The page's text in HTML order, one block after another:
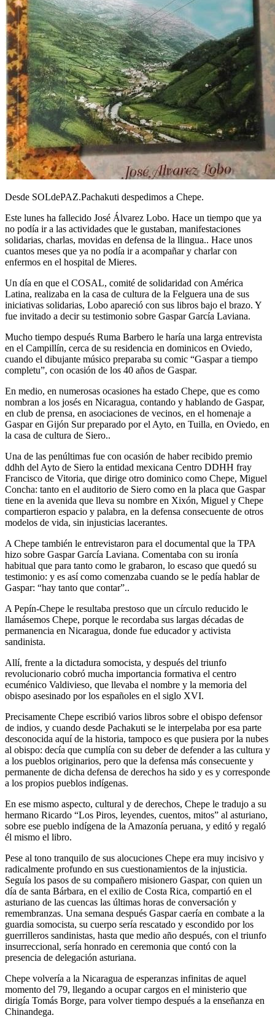
Desde SOLdePAZ.Pachakuti despedimos a Chepe.
Este lunes ha fallecido José Álvarez Lobo. Hace un tiempo que ya
no podía ir a las actividades que le gustaban, manifestaciones
solidarias, charlas, movidas en defensa de la llingua.. Hace unos
cuantos meses que ya no podía ir a acompañar y charlar con
enfermos en el hospital de Mieres.
Un día en que el COSAL, comité de solidaridad con América
Latina, realizaba en la casa de cultura de la Felguera una de sus
iniciativas solidarias, Lobo apareció con sus libros bajo el brazo. Y
fue invitado a decir su testimonio sobre Gaspar García Laviana.
Mucho tiempo después Ruma Barbero le haría una larga entrevista
en el Campillín, cerca de su residencia en dominicos en Oviedo,
cuando el dibujante músico preparaba su comic “Gaspar a tiempo
completu”, con ocasión de los 40 años de Gaspar.
En medio, en numerosas ocasiones ha estado Chepe, que es como
nombran a los josés en Nicaragua, contando y hablando de Gaspar,
en club de prensa, en asociaciones de vecinos, en el homenaje a
Gaspar en Gijón Sur preparado por el Ayto, en Tuilla, en Oviedo, en
la casa de cultura de Siero..
Una de las penúltimas fue con ocasión de haber recibido premio
ddhh del Ayto de Siero la entidad mexicana Centro DDHH fray
Francisco de Vitoria, que dirige otro dominico como Chepe, Miguel
Concha: tanto en el auditorio de Siero como en la placa que Gaspar
tiene en la avenida que lleva su nombre en Xixón, Miguel y Chepe
compartieron espacio y palabra, en la defensa consecuente de otros
modelos de vida, sin injusticias lacerantes.
A Chepe también le entrevistaron para el documental que la TPA
hizo sobre Gaspar García Laviana. Comentaba con su ironía
habitual que para tanto como le grabaron, lo escaso que quedó su
testimonio: y es así como comenzaba cuando se le pedía hablar de
Gaspar: “hay tanto que contar”..
A Pepín-Chepe le resultaba prestoso que un círculo reducido le
llamásemos Chepe, porque le recordaba sus largas décadas de
permanencia en Nicaragua, donde fue educador y activista
sandinista.
Allí, frente a la dictadura somocista, y después del triunfo
revolucionario cobró mucha importancia formativa el centro
ecuménico Valdivieso, que llevaba el nombre y la memoria del
obispo asesinado por los españoles en el siglo XVI.
Precisamente Chepe escribió varios libros sobre el obispo defensor
de indios, y cuando desde Pachakuti se le interpelaba por esa parte
desconocida aquí de la historia, tampoco es que pusiera por la nubes
al obispo: decía que cumplía con su deber de defender a las cultura y
a los pueblos originarios, pero que la defensa más consecuente y
permanente de dicha defensa de derechos ha sido y es y corresponde
a los propios pueblos indígenas.
En ese mismo aspecto, cultural y de derechos, Chepe le tradujo a su
hermano Ricardo “Los Piros, leyendes, cuentos, mitos” al asturiano,
sobre ese pueblo indígena de la Amazonía peruana, y editó y regaló
él mismo el libro.
Pese al tono tranquilo de sus alocuciones Chepe era muy incisivo y
radicalmente profundo en sus cuestionamientos de la injusticia.
Seguía los pasos de su compañero misionero Gaspar, con quien un
día de santa Bárbara, en el exilio de Costa Rica, compartió en el
asturiano de las cuencas las últimas horas de conversación y
remembranzas. Una semana después Gaspar caería en combate a la
guardia somocista, su cuerpo sería rescatado y escondido por los
guerrilleros sandinistas, hasta que medio año después, con el triunfo
insurreccional, sería honrado en ceremonia que contó con la
presencia de delegación asturiana.
Chepe volvería a la Nicaragua de esperanzas infinitas de aquel
momento del 79, llegando a ocupar cargos en el ministerio que
dirigía Tomás Borge, para volver tiempo después a la enseñanza en
Chinandega.